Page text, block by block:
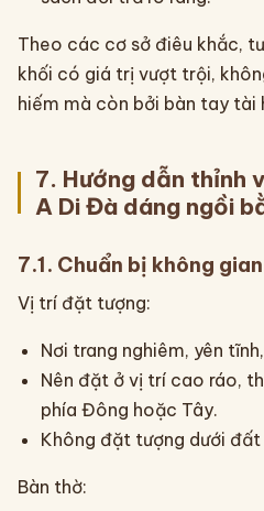
Theo các cơ sở điêu khắc,
khối có giá trị vượt trội,
hiếm mà còn bởi bàn tay tài
7. Hướng dẫn thỉnh
A Di Đà dáng ngồi
7.1. Chuẩn bị không
Vị trí đặt tượng:
Nơi trang nghiêm, yên
Nên đặt ở vị trí cao ráo,
phía Đông hoặc Tây.
Không đặt tượng dưới
Bàn thờ: